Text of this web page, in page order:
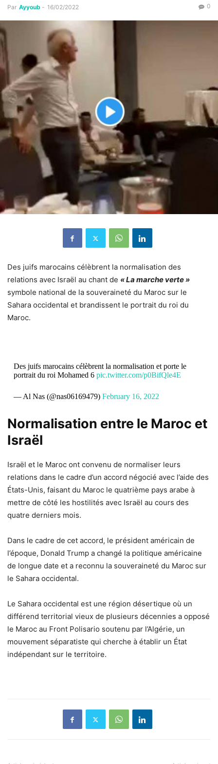
Par Ayyoub - 16/02/2022 0
Des juifs marocains célèbrent la normalisation des
relations avec Israël au chant de « La marche verte »
symbole national de la souveraineté du Maroc sur le
Sahara occidental et brandissent le portrait du roi du
Maroc.
Des juifs marocains célèbrent la normalisation et porte le
portrait du roi Mohamed 6 pic.twitter.com/p0BifQle4E
— Al Nas (@nas06169479) February 16, 2022
Normalisation entre le Maroc et
Israël
Israël et le Maroc ont convenu de normaliser leurs
relations dans le cadre d’un accord négocié avec l’aide des
États-Unis, faisant du Maroc le quatrième pays arabe à
mettre de côté les hostilités avec Israël au cours des
quatre derniers mois.
Dans le cadre de cet accord, le président américain de
l’époque, Donald Trump a changé la politique américaine
de longue date et a reconnu la souveraineté du Maroc sur
le Sahara occidental.
Le Sahara occidental est une région désertique où un
différend territorial vieux de plusieurs décennies a opposé
le Maroc au Front Polisario soutenu par l’Algérie, un
mouvement séparatiste qui cherche à établir un État
indépendant sur le territoire.